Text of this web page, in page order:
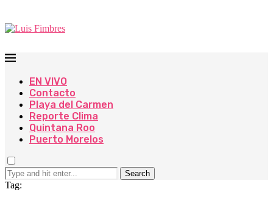
EN VIVO
Contacto
Playa del Carmen
Reporte Clima
Quintana Roo
Puerto Morelos
Search
Tag: